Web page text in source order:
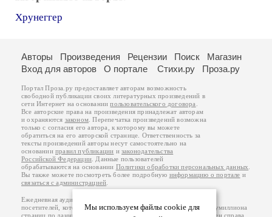
Хрунеггер
Мы используем файлы cookie для
Авторы Произведения Рецензии Поиск
Магазин
Вход для авторов
О портале Стихи.ру Проза.ру
Портал Проза.ру предоставляет авторам возможность
свободной публикации своих литературных произведений в
сети Интернет на основаниипользовательского договора
Все авторские права на произведения принадлежат авторам
и охраняются законом . Перепечатка произведений возможна
только с согласия его автора, к которому вы можете
обратиться на его авторской странице. Ответственность за
тексты произведений авторы несут самостоятельно на
основанииправил публикации изаконодательства
Российской Федерации . Данные пользователей
обрабатываются на основании Политики обработки персональных данных
Вы также можете посмотреть более подробную информацию о портале и
связаться с администрацией
Ежедневная аудитория портала Проза.ру – порядка 100 тысяч
посетителей, которые в общей сумме просматривают более полумиллиона
страниц по данным счетчика посещаемости, который расположен справа